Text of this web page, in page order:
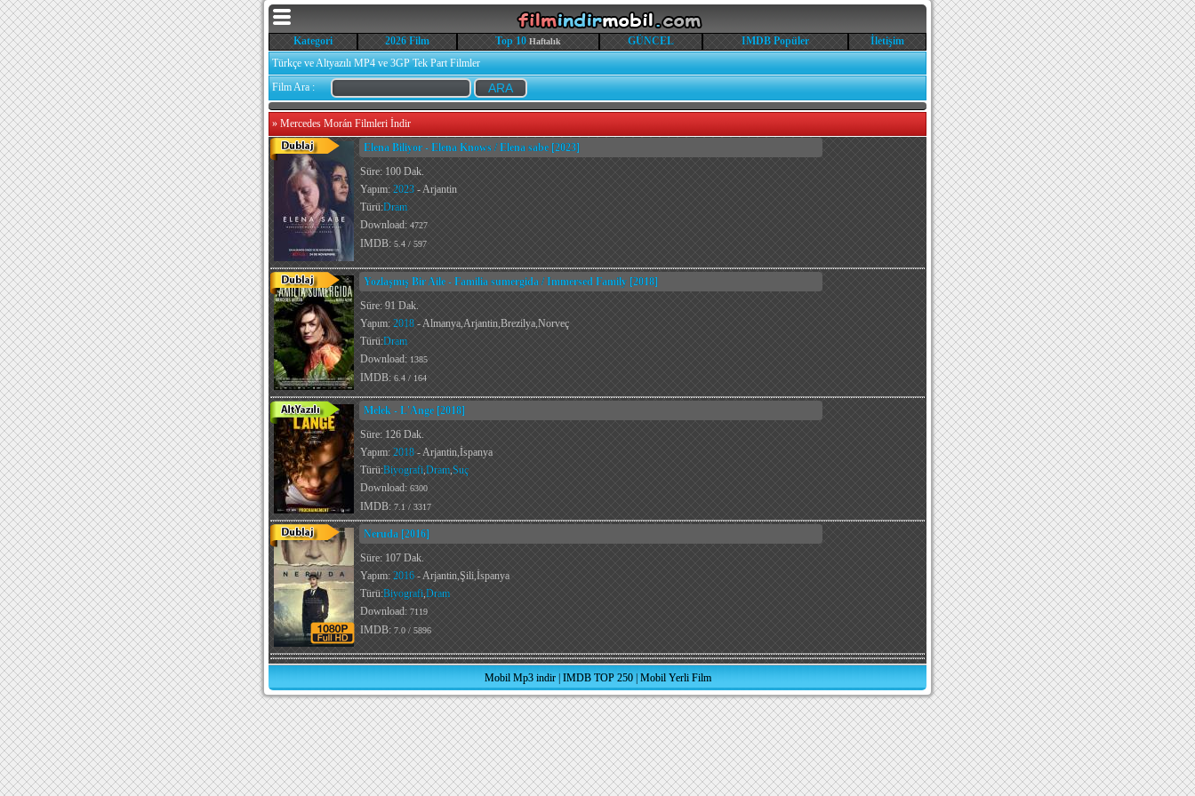
Kategori 2026 Film Top 10 Haftalık GÜNCEL IMDB Popüler
İletişim
Türkçe ve Altyazılı MP4 ve 3GP Tek Part Filmler
Film Ara :
» Mercedes Morán Filmleri İndir
Elena Biliyor - Elena Knows / Elena sabe [2023]
Süre: 100 Dak.
Yapım: 2023 - Arjantin
Türü:Dram
Download: 4727
IMDB: 5.4 / 597
Yozlaşmış Bir Aile - Familia sumergida / Immersed Family [2018]
Süre: 91 Dak.
Yapım: 2018 - Almanya,Arjantin,Brezilya,Norveç
Türü:Dram
Download: 1385
IMDB: 6.4 / 164
Melek - L'Ange [2018]
Süre: 126 Dak.
Yapım: 2018 - Arjantin,İspanya
Türü:Biyografi,Dram,Suç
Download: 6300
IMDB: 7.1 / 3317
Neruda [2016]
Süre: 107 Dak.
Yapım: 2016 - Arjantin,Şili,İspanya
Türü:Biyografi,Dram
Download: 7119
IMDB: 7.0 / 5896
Mobil Mp3 indir| IMDB TOP 250| Mobil Yerli Film